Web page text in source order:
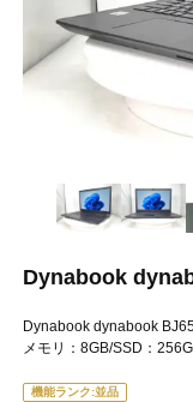
Dynabook
Dynabook dynabook
メモリ：8GB/SSD：
機能ランク:並品